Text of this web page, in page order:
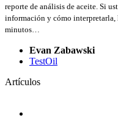
reporte de análisis de aceite. Si
información y cómo interpretarla,
minutos…
Evan Zabawski
TestOil
Artículos